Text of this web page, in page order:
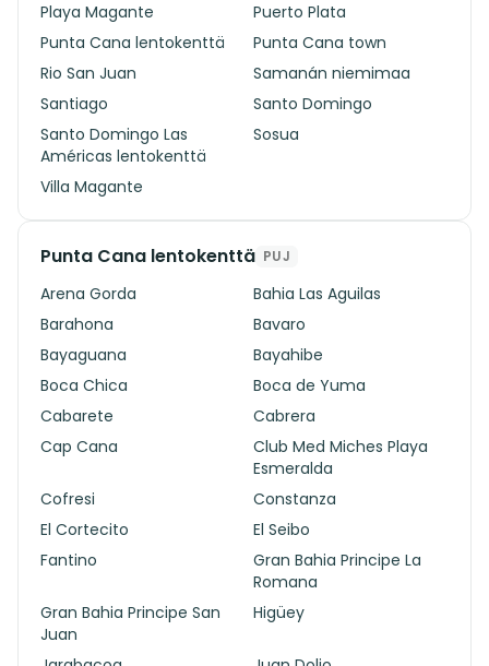
Playa Magante
Puerto Plata
Punta Cana lentokenttä
Punta Cana town
Rio San Juan
Samanán niemimaa
Santiago
Santo Domingo
Santo Domingo Las
Américas lentokenttä
Sosua
Villa Magante
Punta Cana lentokenttä PUJ
Arena Gorda
Bahia Las Aguilas
Barahona
Bavaro
Bayaguana
Bayahibe
Boca Chica
Boca de Yuma
Cabarete
Cabrera
Cap Cana
Club Med Miches Playa
Esmeralda
Cofresi
Constanza
El Cortecito
El Seibo
Fantino
Gran Bahia Principe La
Romana
Gran Bahia Principe San
Juan
Higüey